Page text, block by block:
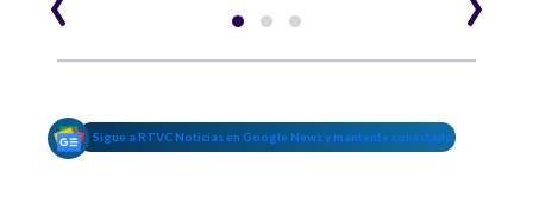
Sigue a RTVC Noticias en Google News y mantente conectado